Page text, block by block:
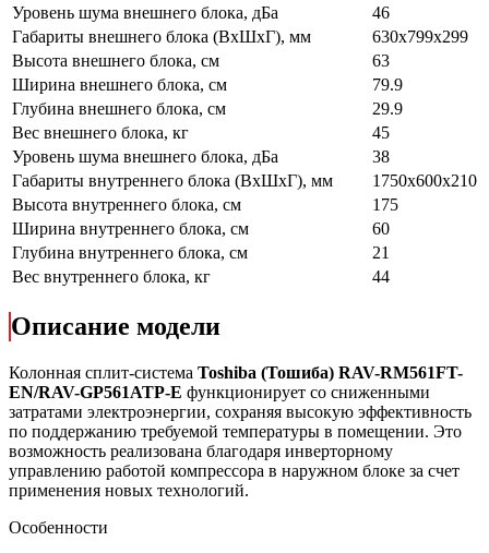
Уровень шума внешнего блока, дБа
46
Габариты внешнего блока (ВхШхГ), мм
630x799x299
Высота внешнего блока, см
63
Ширина внешнего блока, см
79.9
Глубина внешнего блока, см
29.9
Вес внешнего блока, кг
45
Уровень шума внешнего блока, дБа
38
Габариты внутреннего блока (ВхШхГ), мм
1750x600x210
Высота внутреннего блока, см
175
Ширина внутреннего блока, см
60
Глубина внутреннего блока, см
21
Вес внутреннего блока, кг
44
Описание модели
Колонная сплит-система Toshiba (Тошиба) RAV-RM561FT-
EN/RAV-GP561ATP-E функционирует со сниженными
затратами электроэнергии, сохраняя высокую эффективность
по поддержанию требуемой температуры в помещении. Это
возможность реализована благодаря инверторному
управлению работой компрессора в наружном блоке за счет
применения новых технологий.
Особенности